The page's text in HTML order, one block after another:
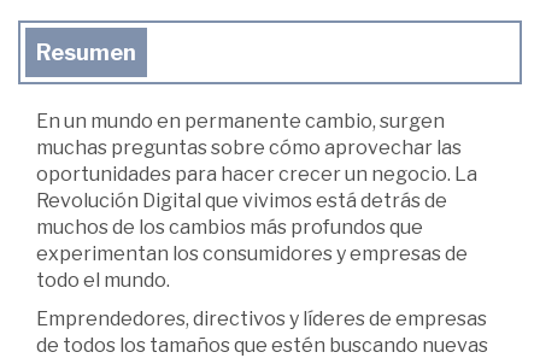
Resumen
En un mundo en permanente cambio, surgen
muchas preguntas sobre cómo aprovechar las
oportunidades para hacer crecer un negocio. La
Revolución Digital que vivimos está detrás de
muchos de los cambios más profundos que
experimentan los consumidores y empresas de
todo el mundo.
Emprendedores, directivos y líderes de empresas
de todos los tamaños que estén buscando nuevas